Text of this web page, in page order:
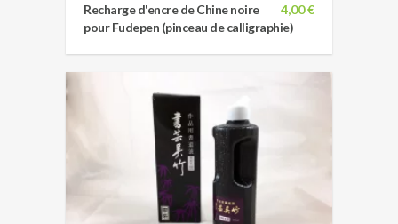
4,00 €
Recharge d'encre de Chine noire
pour Fudepen (pinceau de calligraphie)